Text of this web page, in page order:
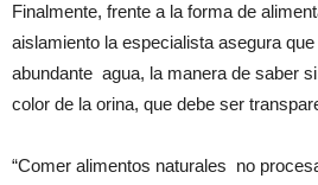
Finalmente, frente a la forma de
aislamiento la especialista asegura
abundante agua, la manera de saber
color de la orina, que debe ser
“Comer alimentos naturales no